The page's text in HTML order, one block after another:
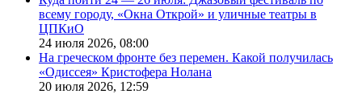
всему городу, «Окна Открой» и уличные театры в
ЦПКиО
24 июля 2026, 08:00
На греческом фронте без перемен. Какой получилась
«Одиссея» Кристофера Нолана
20 июля 2026, 12:59